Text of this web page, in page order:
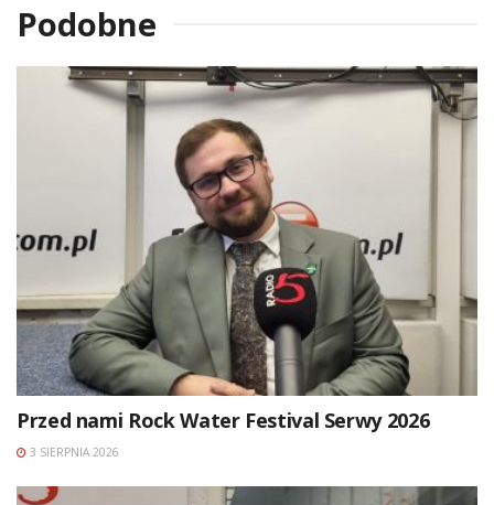
Podobne
Przed nami Rock Water Festival Serwy 2026
3 SIERPNIA 2026